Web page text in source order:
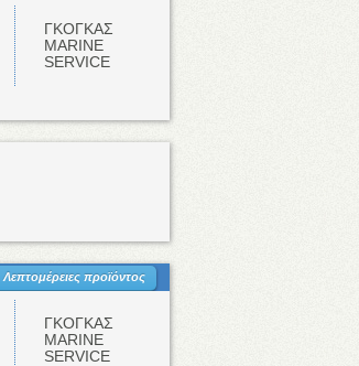
ΓΚΟΓΚΑΣ
ΜΑRINE
SERVICE
Λεπτομέρειες προϊόντος
ΓΚΟΓΚΑΣ
ΜΑRINE
SERVICE